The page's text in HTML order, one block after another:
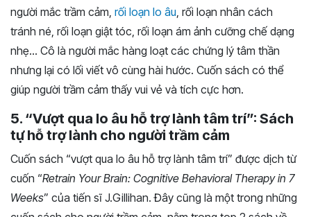
người mắc trầm cảm, rối loạn lo âu , rối loạn nhân cách
tránh né, rối loạn giật tóc, rối loạn ám ảnh cưỡng chế dạng
nhẹ… Cô là người mắc hàng loạt các chứng lý tâm thần
nhưng lại có lối viết vô cùng hài hước. Cuốn sách có thể
giúp người trầm cảm thấy vui vẻ và tích cực hơn.
5. “Vượt qua lo âu hỗ trợ lành tâm trí”: Sách
tự hỗ trợ lành cho người trầm cảm
Cuốn sách “vượt qua lo âu hỗ trợ lành tâm trí” được dịch từ
cuốn “Retrain Your Brain: Cognitive Behavioral Therapy in 7
Weeks” của tiến sĩ J.Gillihan. Đây cũng là một trong những